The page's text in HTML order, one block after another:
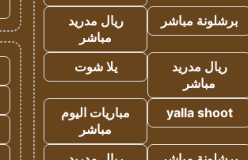
برشلونة مباشر
ريال مدريد
مباشر
ريال مدريد
مباشر
يلا شوت
yalla shoot
مباريات اليوم
مباشر